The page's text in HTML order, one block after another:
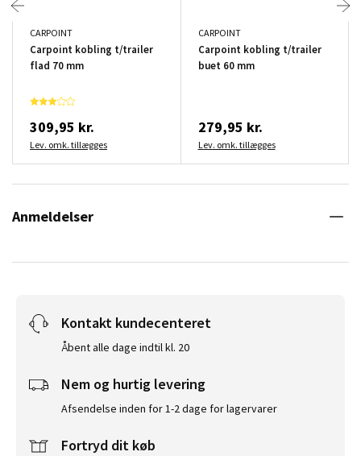
CARPOINT
Carpoint kobling t/trailer
flad 70 mm
309,95 kr.
Lev. omk. tillægges
CARPOINT
Carpoint kobling t/trailer
buet 60 mm
279,95 kr.
Lev. omk. tillægges
Anmeldelser
Kontakt kundecenteret
Åbent alle dage indtil kl. 20
Nem og hurtig levering
Afsendelse inden for 1-2 dage for lagervarer
Fortryd dit køb